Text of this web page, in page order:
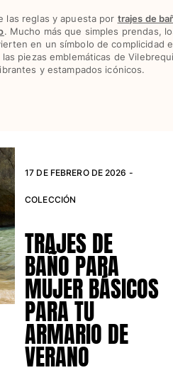
las reglas y apuesta por trajes de
. Mucho más que simples prendas,
en un símbolo de complicidad
piezas emblemáticas de
y estampados icónicos.
17 DE FEBRERO DE 2026 -
COLECCIÓN
TRAJES DE
BAÑO PARA
MUJER BÁSICOS
PARA TU
ARMARIO DE
VERANO